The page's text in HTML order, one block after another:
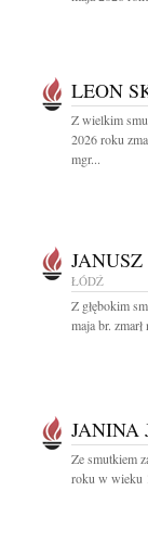
LEON
Z wielkim
2026 roku
mgr...
ŁÓDŹ
Z głębokim
maja br.
JANINA
Ze smutkiem
roku w wieku